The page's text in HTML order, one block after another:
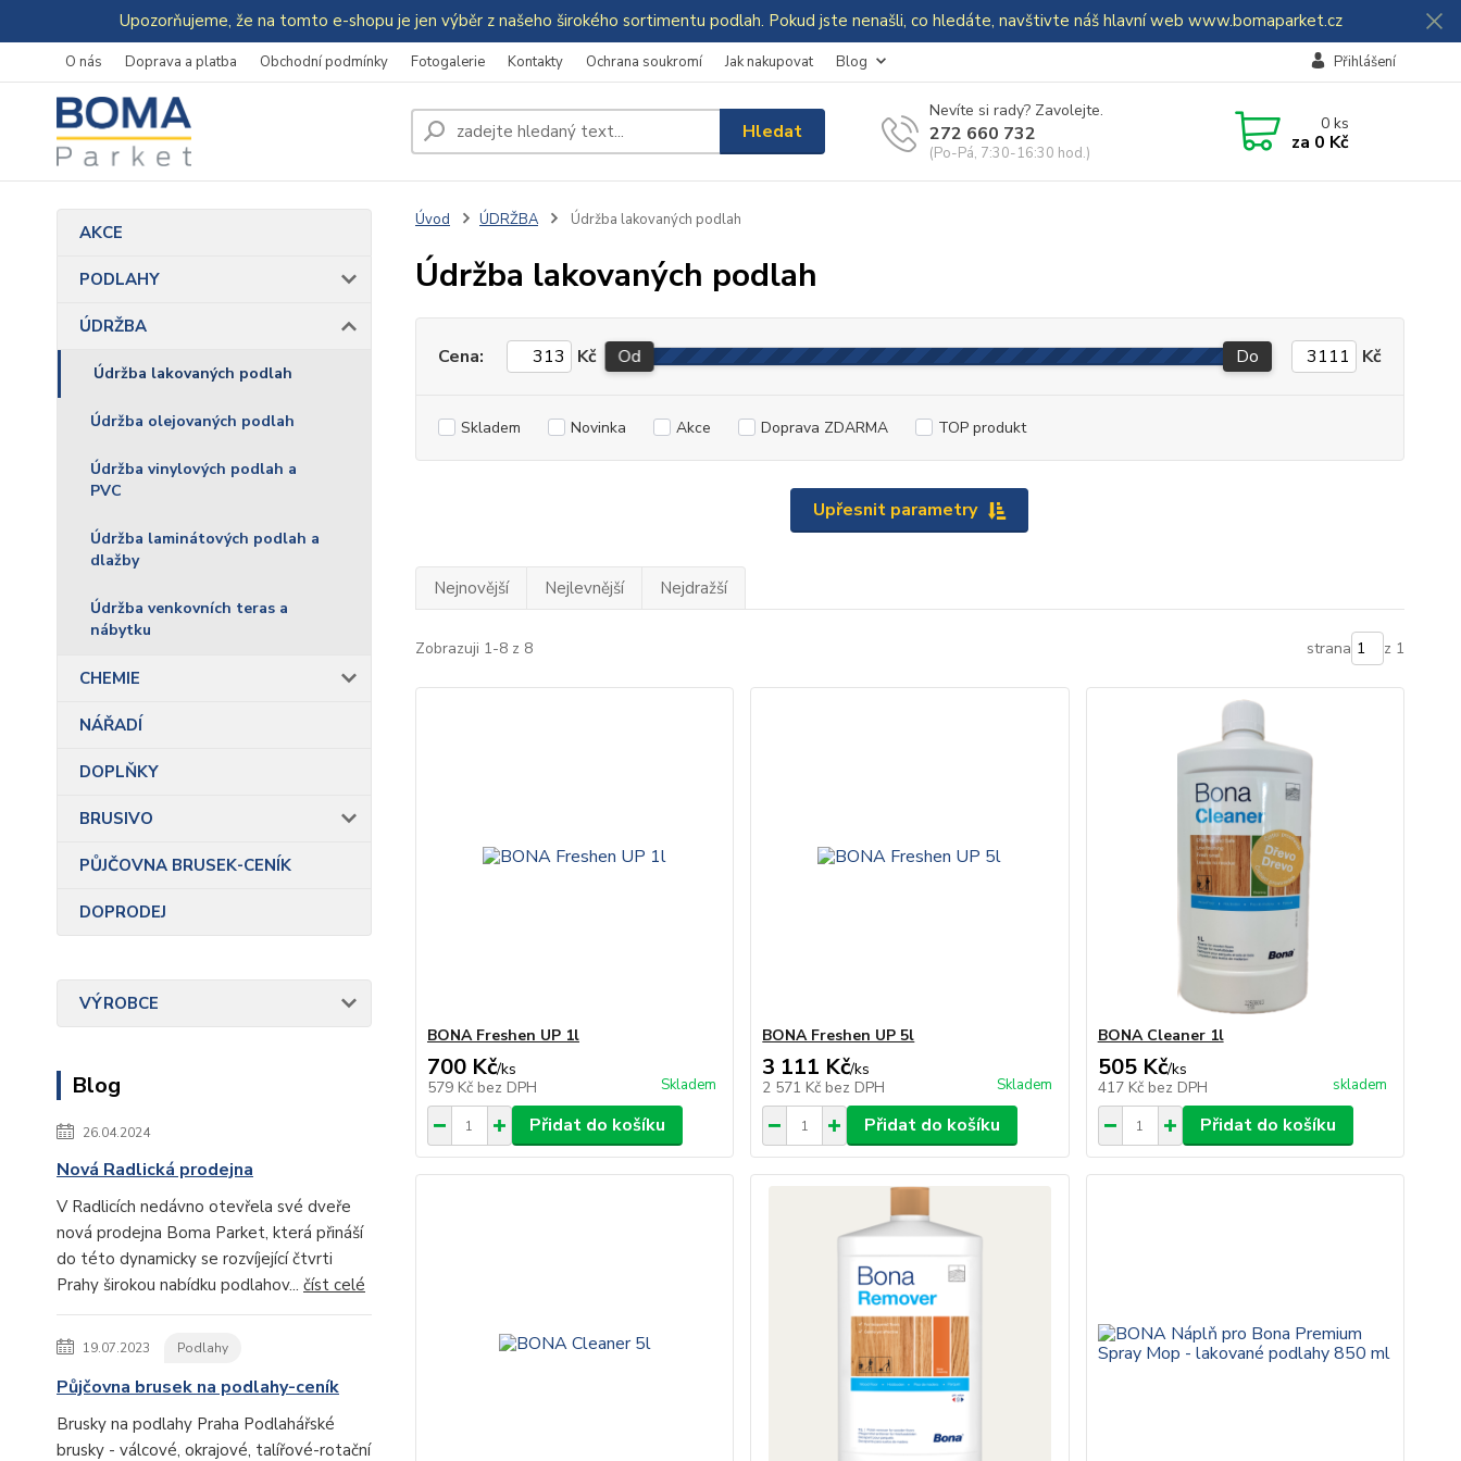
Upozorňujeme, že na tomto e-shopu je jen výběr z našeho širokého sortimentu podlah. Pokud jste nenašli, co hledáte, navštivte náš hlavní web www.bomaparket.cz
O nás Doprava a platba Obchodní podmínky Fotogalerie Kontakty Ochrana soukromí Jak nakupovat Blog Přihlášení
Hledat
Nevíte si rady? Zavolejte.
272 660 732
(Po-Pá, 7:30-16:30 hod.)
0ks
za 0 Kč
AKCE
PODLAHY
ÚDRŽBA
Údržba lakovaných podlah
Údržba olejovaných podlah
Údržba vinylových podlah a
PVC
Údržba laminátových podlah a
dlažby
Údržba venkovních teras a
nábytku
CHEMIE
NÁŘADÍ
DOPLŇKY
BRUSIVO
PŮJČOVNA BRUSEK-CENÍK
DOPRODEJ
VÝROBCE
Blog
26.04.2024
Nová Radlická prodejna
V Radlicích nedávno otevřela své dveře
nová prodejna Boma Parket, která přináší
do této dynamicky se rozvíjející čtvrti
Prahy širokou nabídku podlahov... číst celé
19.07.2023 Podlahy
Půjčovna brusek na podlahy-ceník
Brusky na podlahy Praha Podlahářské
brusky - válcové, okrajové, talířové-rotační
Úvod ÚDRŽBA Údržba lakovaných podlah
Údržba lakovaných podlah
Upřesnit parametry
Cena: Kč Od Do Kč
Skladem Novinka Akce Doprava ZDARMA TOP produkt
Nejnovější Nejlevnější Nejdražší
Zobrazuji 1-8 z 8 strana z 1
BONA Freshen UP 1l
700 Kč/ks
579 Kč bez DPH Skladem
Přidat do košíku
BONA Freshen UP 5l
3 111 Kč/ks
2 571 Kč bez DPH Skladem
Přidat do košíku
BONA Cleaner 1l
505 Kč/ks
417 Kč bez DPH skladem
Přidat do košíku